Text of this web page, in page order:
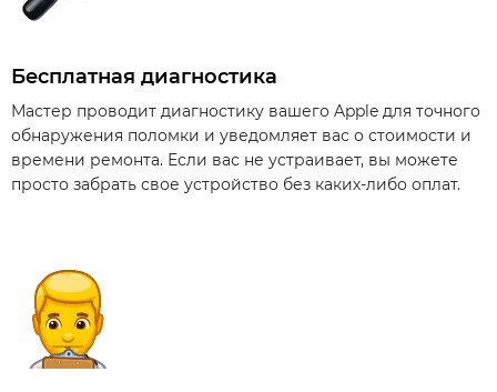
Бесплатная диагностика
Мастер проводит диагностику вашего Apple для точного
обнаружения поломки и уведомляет вас о стоимости и
времени ремонта. Если вас не устраивает, вы можете
просто забрать свое устройство без каких-либо оплат.